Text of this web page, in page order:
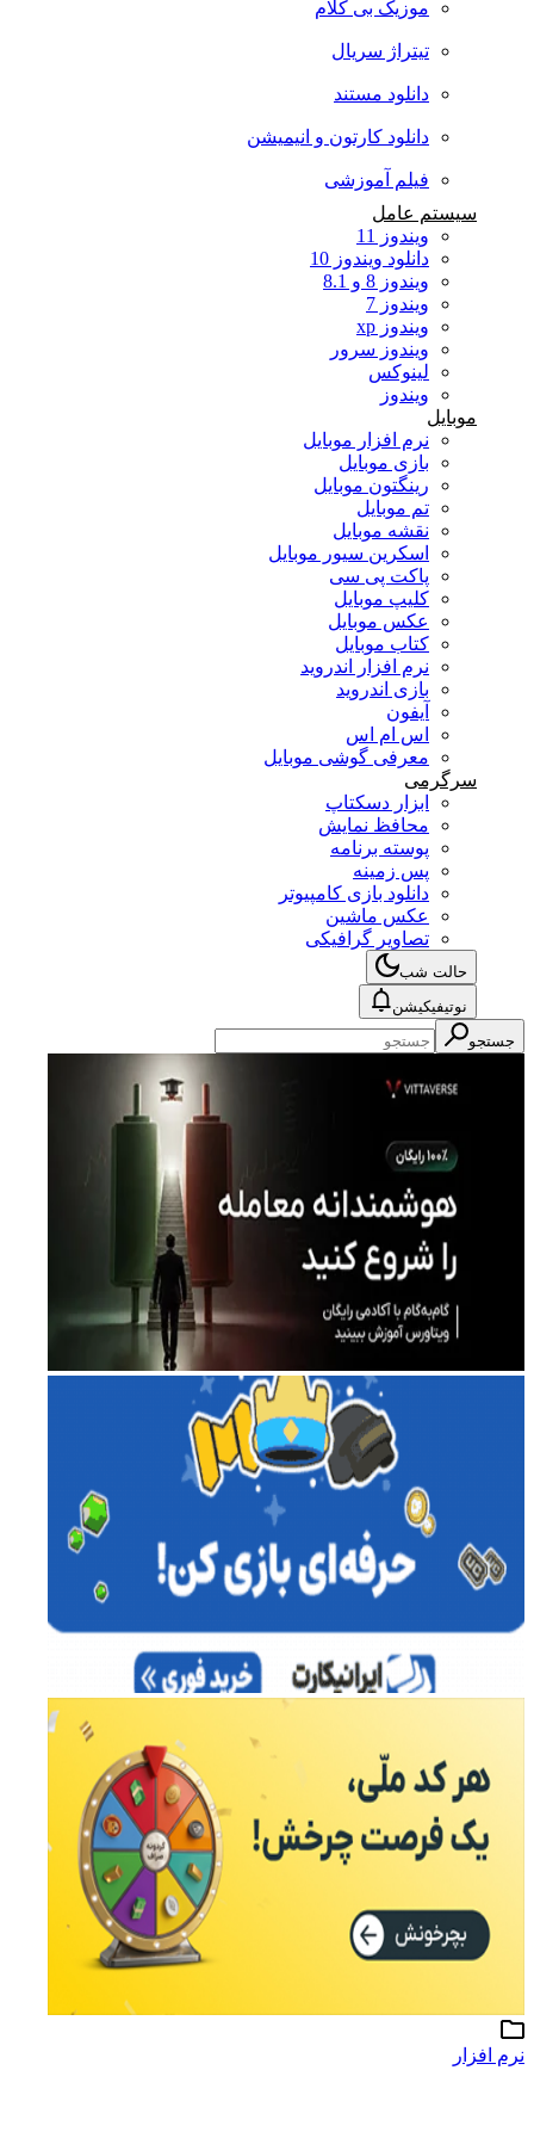
موزیک بی کلام
تیتراژ سریال
دانلود مستند
دانلود کارتون و انیمیشن
فیلم آموزشی
سیستم عامل
ویندوز 11
دانلود ویندوز 10
ویندوز 8 و 8.1
ویندوز 7
ویندوز xp
ویندوز سرور
لینوکس
ویندوز
موبایل
نرم افزار موبایل
بازی موبایل
رینگتون موبایل
تم موبایل
نقشه موبایل
اسکرین سیور موبایل
پاکت پی سی
کلیپ موبایل
عکس موبایل
کتاب موبایل
نرم افزار اندروید
بازی اندروید
آیفون
اس ام اس
معرفی گوشی موبایل
سرگرمی
ابزار دسکتاپ
محافظ نمایش
پوسته برنامه
پس زمینه
دانلود بازی کامپیوتر
عکس ماشین
تصاویر گرافیکی
حالت شب
نوتیفیکیشن
جستجو
نرم افزار